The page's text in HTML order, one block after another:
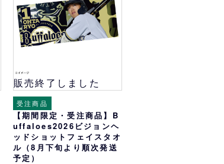
販売終了しました
受注商品
【期間限定・受注商品】B
uffaloes2026ビジョンヘ
ッドショットフェイスタオ
ル（8月下旬より順次発送
予定）